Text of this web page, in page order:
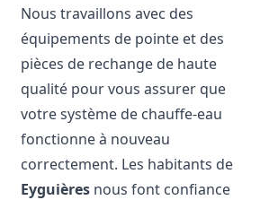
Nous travaillons avec des
équipements de pointe et des
pièces de rechange de haute
qualité pour vous assurer que
votre système de chauffe-eau
fonctionne à nouveau
correctement. Les habitants de
Eyguières nous font confiance